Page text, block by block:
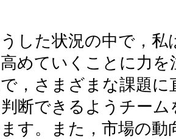
した状況の中で，私
めていくことに力
で，さまざまな課題
断できるようチー
す。また，市場の